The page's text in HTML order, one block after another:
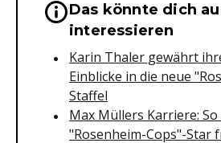
Wichtige Hinweise
Das könnte dich
interessieren
Karin Thaler gewährt
Einblicke in die neue
Staffel
Max Müllers Karriere:
"Rosenheim-Cops"-Star